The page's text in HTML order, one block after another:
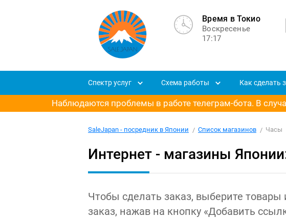
Время в Токио
Воскресенье
17:17
Спектр услуг Схема работы Как сделать
Наблюдаются проблемы в работе телеграм-бота. В
SaleJapan - посредник в Японии Список магазинов Часы
Интернет - магазины
Чтобы сделать заказ, выберите
заказ, нажав на кнопку «Добавить